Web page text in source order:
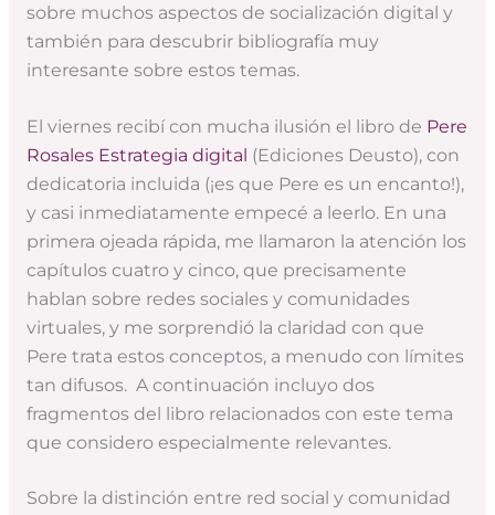
sobre muchos aspectos de socialización digital y
también para descubrir bibliografía muy
interesante sobre estos temas.
El viernes recibí con mucha ilusión el libro de Pere
Rosales Estrategia digital (Ediciones Deusto), con
dedicatoria incluida (¡es que Pere es un encanto!),
y casi inmediatamente empecé a leerlo. En una
primera ojeada rápida, me llamaron la atención los
capítulos cuatro y cinco, que precisamente
hablan sobre redes sociales y comunidades
virtuales, y me sorprendió la claridad con que
Pere trata estos conceptos, a menudo con límites
tan difusos. A continuación incluyo dos
fragmentos del libro relacionados con este tema
que considero especialmente relevantes.
Sobre la distinción entre red social y comunidad